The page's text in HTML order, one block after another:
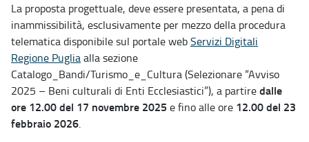
La proposta progettuale, deve essere presentata, a pena di
inammissibilità, esclusivamente per mezzo della procedura
telematica disponibile sul portale webServizi Digitali
Regione Pugliaalla sezione
Catalogo_Bandi/Turismo_e_Cultura (Selezionare “Avviso
2025 – Beni culturali di Enti Ecclesiastici”), a partiredalle
ore 12.00 del 17 novembre 2025 e fino alle ore 12.00 del 23
febbraio 2026.